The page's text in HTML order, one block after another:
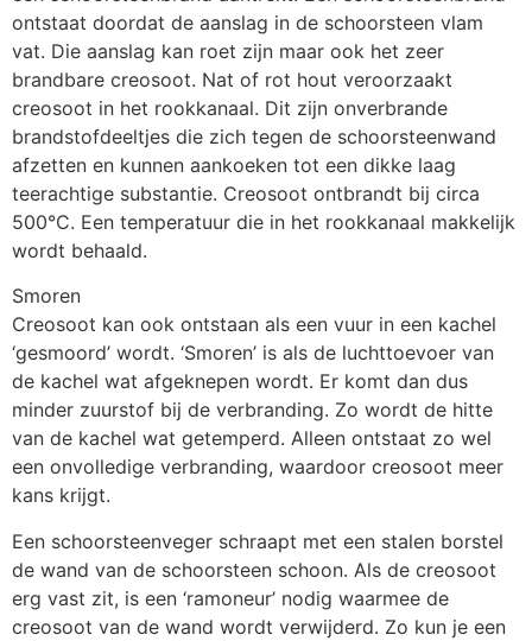
ontstaat doordat de aanslag in de schoorsteen vlam
vat. Die aanslag kan roet zijn maar ook het zeer
brandbare creosoot. Nat of rot hout veroorzaakt
creosoot in het rookkanaal. Dit zijn onverbrande
brandstofdeeltjes die zich tegen de schoorsteenwand
afzetten en kunnen aankoeken tot een dikke laag
teerachtige substantie. Creosoot ontbrandt bij circa
500°C. Een temperatuur die in het rookkanaal makkelijk
wordt behaald.
Smoren
Creosoot kan ook ontstaan als een vuur in een kachel
‘gesmoord’ wordt. ‘Smoren’ is als de luchttoevoer van
de kachel wat afgeknepen wordt. Er komt dan dus
minder zuurstof bij de verbranding. Zo wordt de hitte
van de kachel wat getemperd. Alleen ontstaat zo wel
een onvolledige verbranding, waardoor creosoot meer
kans krijgt.
Een schoorsteenveger schraapt met een stalen borstel
de wand van de schoorsteen schoon. Als de creosoot
erg vast zit, is een ‘ramoneur’ nodig waarmee de
creosoot van de wand wordt verwijderd. Zo kun je een